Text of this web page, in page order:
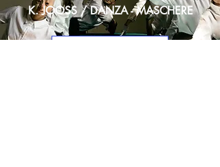
K. JOOSS / DANZA - MASCHERE